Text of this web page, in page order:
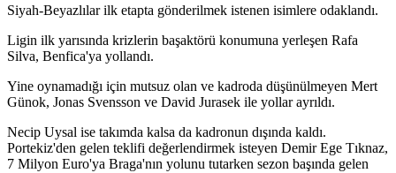
Siyah-Beyazlılar ilk etapta gönderilmek istenen isimlere odaklandı.
Ligin ilk yarısında krizlerin başaktörü konumuna yerleşen Rafa
Silva, Benfica'ya yollandı.
Yine oynamadığı için mutsuz olan ve kadroda düşünülmeyen Mert
Günok, Jonas Svensson ve David Jurasek ile yollar ayrıldı.
Necip Uysal ise takımda kalsa da kadronun dışında kaldı.
Portekiz'den gelen teklifi değerlendirmek isteyen Demir Ege Tıknaz,
7 Milyon Euro'ya Braga'nın yolunu tutarken sezon başında gelen